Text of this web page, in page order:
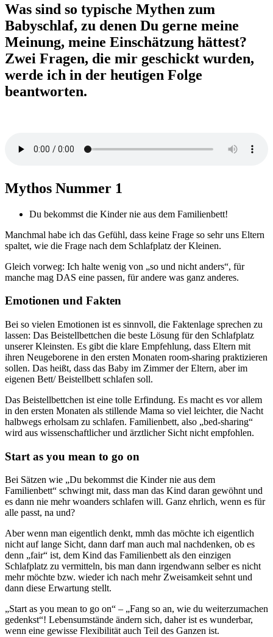
Was sind so typische Mythen zum
Babyschlaf, zu denen Du gerne meine
Meinung, meine Einschätzung hättest?
Zwei Fragen, die mir geschickt wurden,
werde ich in der heutigen Folge
beantworten.
Mythos Nummer 1
Du bekommst die Kinder nie aus dem Familienbett!
Manchmal habe ich das Gefühl, dass keine Frage so sehr uns Eltern
spaltet, wie die Frage nach dem Schlafplatz der Kleinen.
Gleich vorweg: Ich halte wenig von „so und nicht anders“, für
manche mag DAS eine passen, für andere was ganz anderes.
Emotionen und Fakten
Bei so vielen Emotionen ist es sinnvoll, die Faktenlage sprechen zu
lassen: Das Beistellbettchen die beste Lösung für den Schlafplatz
unserer Kleinsten. Es gibt die klare Empfehlung, dass Eltern mit
ihren Neugeborene in den ersten Monaten room-sharing praktizieren
sollen. Das heißt, dass das Baby im Zimmer der Eltern, aber im
eigenen Bett/ Beistellbett schlafen soll.
Das Beistellbettchen ist eine tolle Erfindung. Es macht es vor allem
in den ersten Monaten als stillende Mama so viel leichter, die Nacht
halbwegs erholsam zu schlafen. Familienbett, also „bed-sharing“
wird aus wissenschaftlicher und ärztlicher Sicht nicht empfohlen.
Start as you mean to go on
Bei Sätzen wie „Du bekommst die Kinder nie aus dem
Familienbett“ schwingt mit, dass man das Kind daran gewöhnt und
es dann nie mehr woanders schlafen will. Ganz ehrlich, wenn es für
alle passt, na und?
Aber wenn man eigentlich denkt, mmh das möchte ich eigentlich
nicht auf lange Sicht, dann darf man auch mal nachdenken, ob es
denn „fair“ ist, dem Kind das Familienbett als den einzigen
Schlafplatz zu vermitteln, bis man dann irgendwann selber es nicht
mehr möchte bzw. wieder ich nach mehr Zweisamkeit sehnt und
dann diese Erwartung stellt.
„Start as you mean to go on“ – „Fang so an, wie du weiterzumachen
gedenkst“! Lebensumstände ändern sich, daher ist es wunderbar,
wenn eine gewisse Flexibilität auch Teil des Ganzen ist.